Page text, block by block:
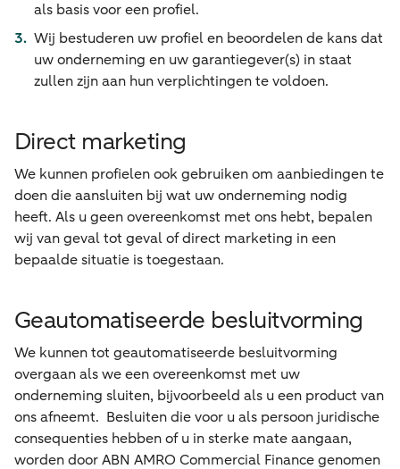
als basis voor een profiel.
Wij bestuderen uw profiel en beoordelen de kans dat
uw onderneming en uw garantiegever(s) in staat
zullen zijn aan hun verplichtingen te voldoen.
Direct marketing
We kunnen profielen ook gebruiken om aanbiedingen te
doen die aansluiten bij wat uw onderneming nodig
heeft. Als u geen overeenkomst met ons hebt, bepalen
wij van geval tot geval of direct marketing in een
bepaalde situatie is toegestaan.
Geautomatiseerde besluitvorming
We kunnen tot geautomatiseerde besluitvorming
overgaan als we een overeenkomst met uw
onderneming sluiten, bijvoorbeeld als u een product van
ons afneemt. Besluiten die voor u als persoon juridische
consequenties hebben of u in sterke mate aangaan,
worden door ABN AMRO Commercial Finance genomen